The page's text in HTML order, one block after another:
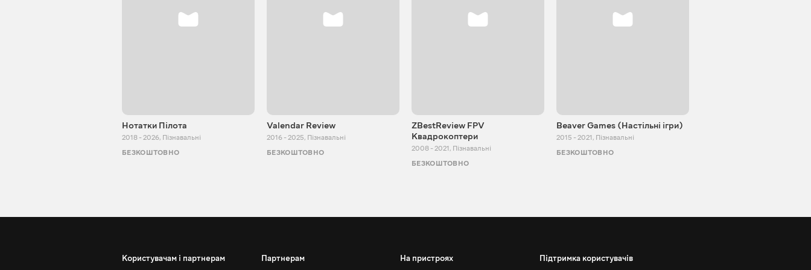
Нотатки Пілота
2018 - 2026, Пізнавальні
БЕЗКОШТОВНО
Valendar Review
2016 - 2025, Пізнавальні
БЕЗКОШТОВНО
ZBestReview FPV
Квадрокоптери
2008 - 2021, Пізнавальні
БЕЗКОШТОВНО
Beaver Games (Настільні ігри)
2015 - 2021, Пізнавальні
БЕЗКОШТОВНО
Користувачам і партнерам Партнерам На пристроях Підтримка користувачів